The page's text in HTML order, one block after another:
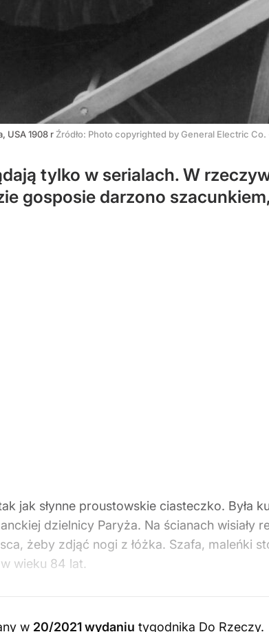
USA 1908 r Źródło: Photo copyrighted by General Electric
tylko w serialach. W
gosposie darzono
jak słynne proustowskie ciasteczko.
dzielnicy Paryża. Na ścianach wisiały
żeby zdjąć nogi z łóżka. Szafa, maleńki
wieku 84 lat.
w 20/2021 wydaniu tygodnika Do Rzeczy.